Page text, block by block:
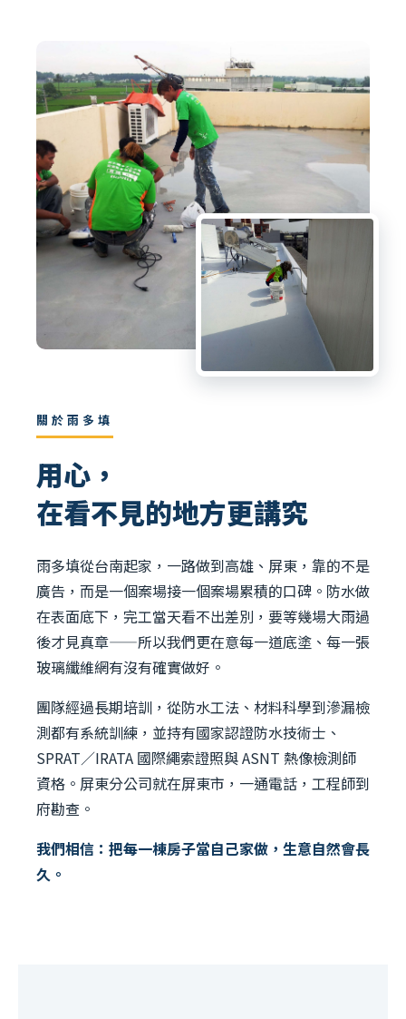
關於雨多填
用心，
在看不見的地方更講究
雨多填從台南起家，一路做到高雄、屏東，靠的不是
廣告，而是一個案場接一個案場累積的口碑。防水做
在表面底下，完工當天看不出差別，要等幾場大雨過
後才見真章——所以我們更在意每一道底塗、每一張
玻璃纖維網有沒有確實做好。
團隊經過長期培訓，從防水工法、材料科學到滲漏檢
測都有系統訓練，並持有國家認證防水技術士、
SPRAT／IRATA 國際繩索證照與 ASNT 熱像檢測師
資格。屏東分公司就在屏東市，一通電話，工程師到
府勘查。
我們相信：把每一棟房子當自己家做，生意自然會長
久。